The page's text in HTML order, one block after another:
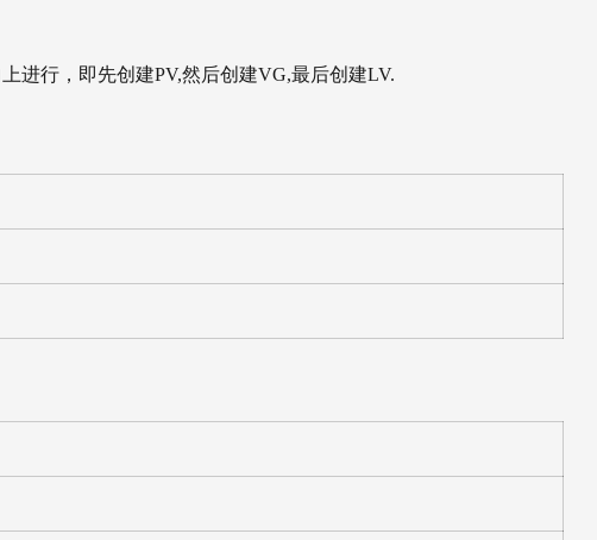
进行，即先创建PV,然后创建VG,最后创建LV.